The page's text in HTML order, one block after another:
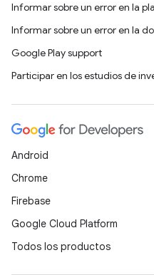
Informar sobre un error en la
Informar sobre un error en la
Google Play support
Participar en los estudios de
Android
Chrome
Firebase
Google Cloud Platform
Todos los productos